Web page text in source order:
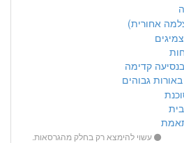
אחורית)
קדימה
גבוהים
עשוי להימצא רק בחלק מהגרסאות.